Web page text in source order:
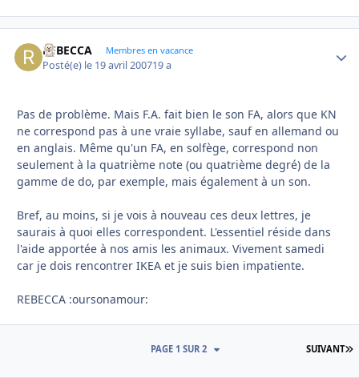
REBECCA Membres en vacance
Posté(e) le 19 avril 200719 a
Pas de problème. Mais F.A. fait bien le son FA, alors que KN
ne correspond pas à une vraie syllabe, sauf en allemand ou
en anglais. Même qu'un FA, en solfège, correspond non
seulement à la quatrième note (ou quatrième degré) de la
gamme de do, par exemple, mais également à un son.
Bref, au moins, si je vois à nouveau ces deux lettres, je
saurais à quoi elles correspondent. L'essentiel réside dans
l'aide apportée à nos amis les animaux. Vivement samedi
car je dois rencontrer IKEA et je suis bien impatiente.
REBECCA :oursonamour:
SUIVANT
PAGE 1 SUR 2